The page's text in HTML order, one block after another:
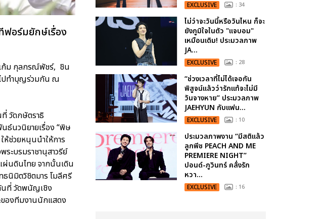
ฟอร์มยักษ์เรื่อง
ก้ม กุลกรณ์พัชร์, ชิน
ไปทำบุญร่วมกัน ณ
วัดกษัตราธิ
ธ์นวนิยายเรื่อง “พิษ
ช่วยหนุนนำให้การ
ระบรมราชานุสาวรีย์
ผ่นดินไทย จากนั้นเดิน
ธนิมิตวิชิตมาร โมลีศรี
นที่ วัดพนัญเชิง
ของทีมงานนักแสดง
EXCLUSIVE : 34
ไม่ว่าจะวันนี้หรือวันไหน ก็จะ
ยังภูมิใจในตัว "แจบอม"
เหมือนเดิม! ประมวลภาพ
JA...
EXCLUSIVE : 28
“ช่วงเวลาที่ไม่ได้เจอกัน
พิสูจน์แล้วว่ารักแท้จะไม่มี
วันจางหาย” ประมวลภาพ
JAEHYUN กับแฟน...
EXCLUSIVE : 10
ประมวลภาพงาน “มีสติแล้ว
ลูกพีช PEACH AND ME
PREMIERE NIGHT”
ปอนด์-ภูวินทร์ คลั่งรัก
หวา...
EXCLUSIVE : 16